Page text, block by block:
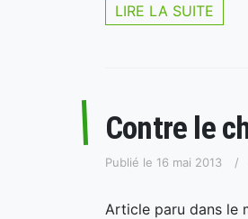
LIRE LA SUITE
Contre le
Publié le 16 mai 2013
Article paru dans le